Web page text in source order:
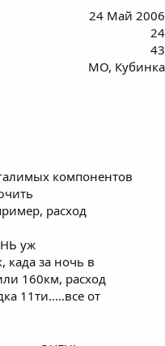
24 Май 2006
24
43
МО, Кубинка
компонентов
расход
уж
када за ночь в
160км, расход
11ти.....все от